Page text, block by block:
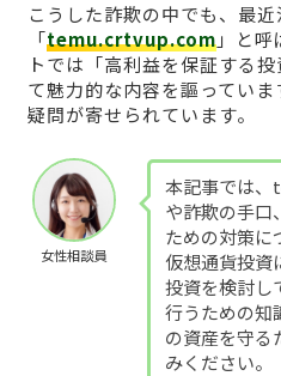
こうした詐欺の中でも、最
「temu.crtvup.com」と呼
トでは「高利益を保証する
て魅力的な内容を謳ってい
疑問が寄せられています。
女性相談員
本記事では
や詐欺の手口
ための対策に
仮想通貨投資
投資を検討し
行うための知
の資産を守る
みください。